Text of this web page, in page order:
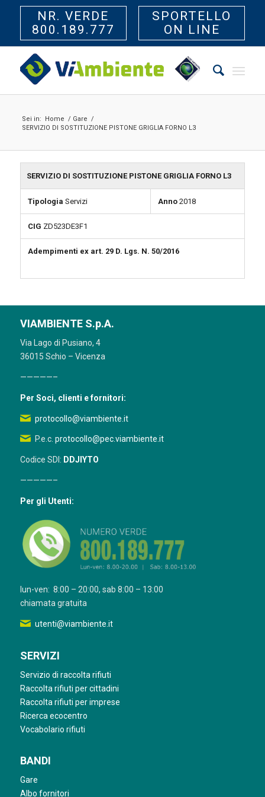
NR. VERDE
800.189.777
SPORTELLO
ON LINE
Sei in: Home / Gare /
SERVIZIO DI SOSTITUZIONE PISTONE GRIGLIA FORNO L3
SERVIZIO DI SOSTITUZIONE PISTONE GRIGLIA FORNO L3
Tipologia Servizi Anno2018
CIG ZD523DE3F1
Adempimenti ex art. 29 D. Lgs. N. 50/2016
VIAMBIENTE S.p.A.
Via Lago di Pusiano, 4
36015 Schio – Vicenza
—————–
Per Soci, clienti e fornitori:
protocollo@viambiente.it
P.e.c. protocollo@pec.viambiente.it
Codice SDI: DDJIYTO
—————–
Per gli Utenti:
lun-ven: 8:00 – 20:00, sab 8:00 – 13:00
chiamata gratuita
utenti@viambiente.it
SERVIZI
Servizio di raccolta rifiuti
Raccolta rifiuti per cittadini
Raccolta rifiuti per imprese
Ricerca ecocentro
Vocabolario rifiuti
BANDI
Gare
Albo fornitori